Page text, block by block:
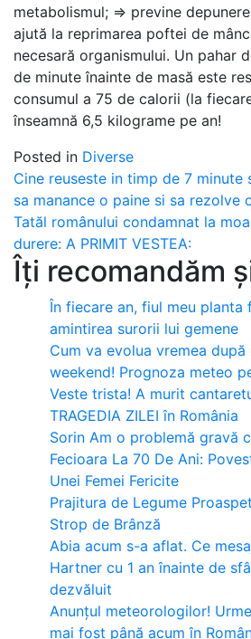
metabolismul; ⇒ previne
ajută la reprimarea poftei de
necesară organismului. Un pahar
de minute înainte de masă este
consumul a 75 de calorii (la
înseamnă 6,5 kilograme pe an!
Posted in Diverse
Post
navigation
Cine reuseste in timp de 7 minute
sa manance o paine si sa rezolve
Tatăl românului condamnat la
durere: A PRIMIT VESTEA:
Îți recomandăm
În fiecare an, fiul meu planta
amintirea surorii lui gemene
Cum va evolua vremea
weekend! Prognoza meteo
Veste trista! A murit
TRAGEDIA ZILEI în România
Sorin Am o problemă gravă
Fecioara La 70 De Ani:
Unei Femei Fericite
Prajitura de Legume
Strop de Brânză
Abia acum s-a aflat. Ce
Hartner cu 1 an înainte de
dezvăluit
Anunțul meteorologilor!
mai fost până acum în